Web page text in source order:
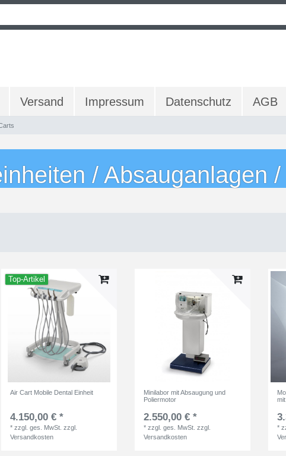
Versand Impressum Datenschutz AGB
/ Absauganlagen
Top-Artikel
Air Cart Mobile Dental Einheit
4.150,00 € *
*zzgl. ges. MwSt. zzgl.
Versandkosten
Minilabor mit Absaugung und
Poliermotor
2.550,00 € *
*zzgl. ges. MwSt. zzgl.
Versandkosten
*